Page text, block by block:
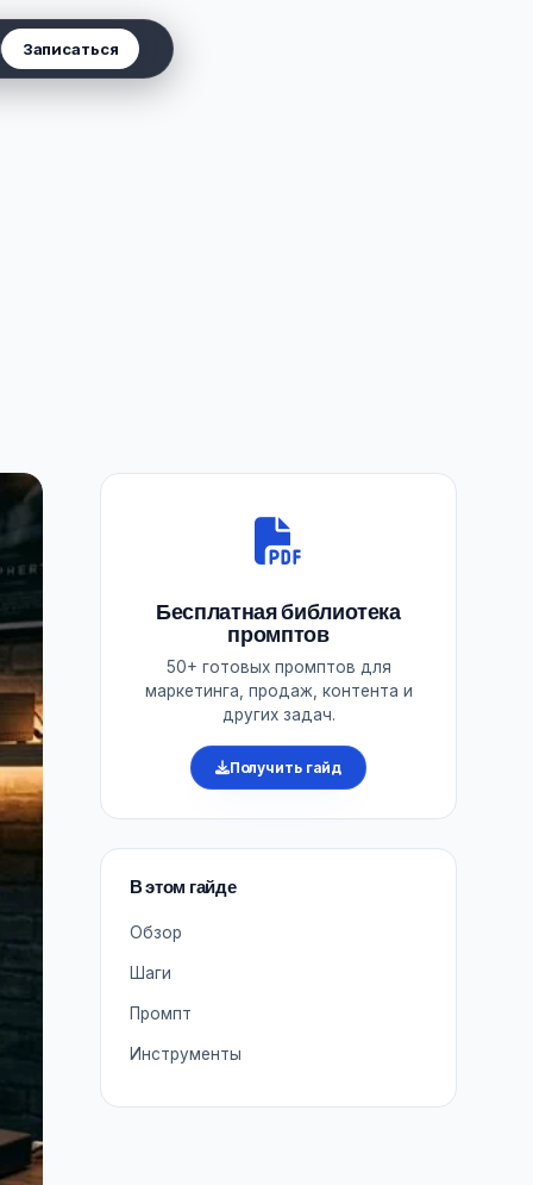
Записаться
Бесплатная библиотека
промптов
50+ готовых промптов для
маркетинга, продаж, контента и
других задач.
Получить гайд
В этом гайде
Обзор
Шаги
Промпт
Инструменты